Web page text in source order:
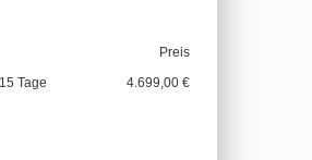
Preis
Tage 4.699,00 €